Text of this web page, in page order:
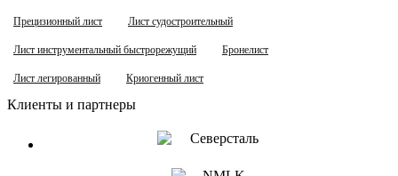
Прецизионный лист Лист судостроительный
Лист инструментальный быстрорежущий Бронелист
Лист легированный Криогенный лист
Клиенты и партнеры